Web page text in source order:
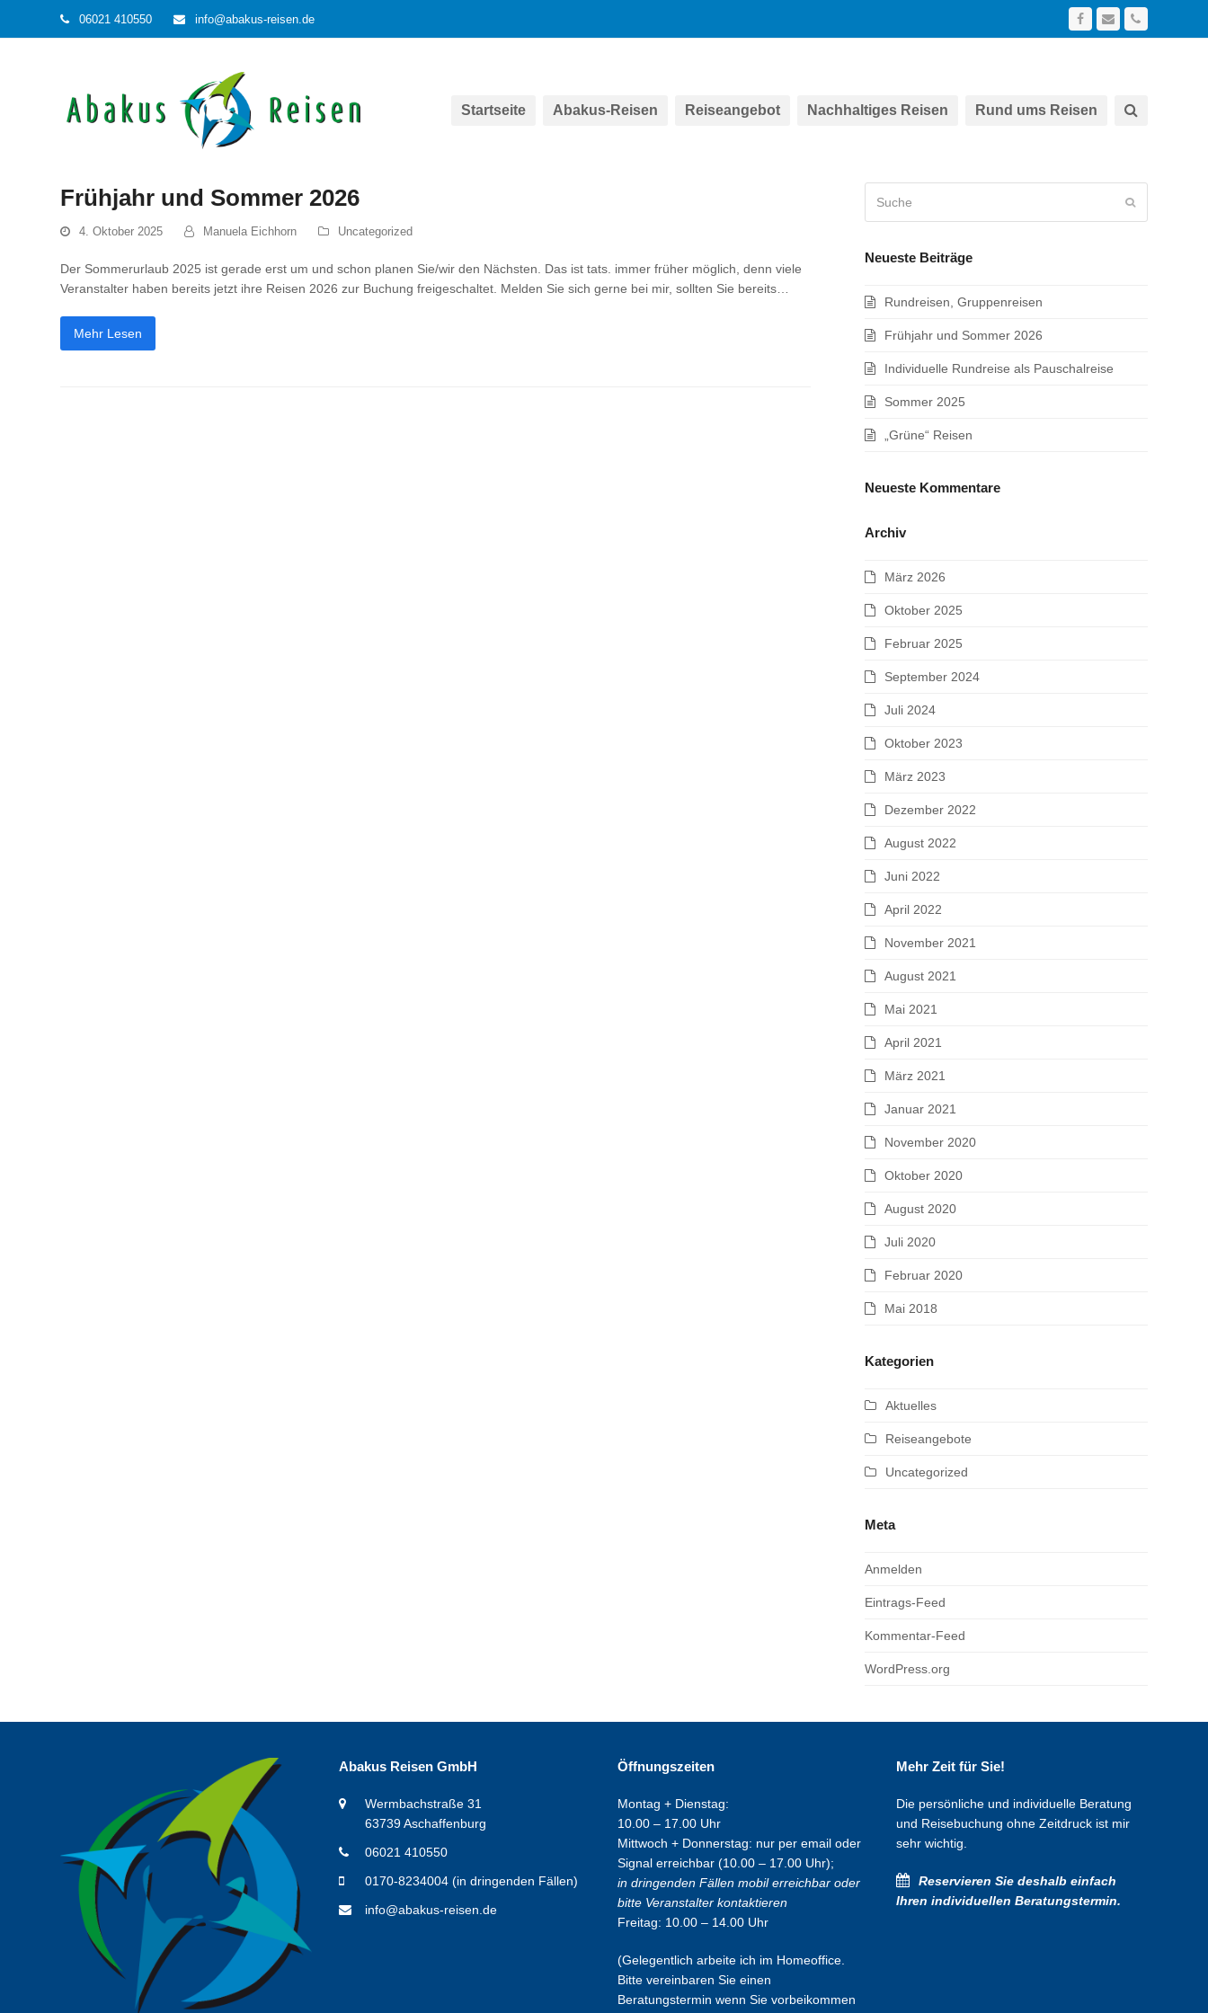
06021 410550 info@abakus-reisen.de Facebook
E-
Mail
Telefon
Startseite Abakus-Reisen Reiseangebot Nachhaltiges Reisen Rund ums Reisen
Frühjahr und Sommer 2026
4. Oktober 2025 Manuela Eichhorn Uncategorized
Der Sommerurlaub 2025 ist gerade erst um und schon planen Sie/wir den Nächsten. Das ist tats. immer früher möglich, denn viele
Veranstalter haben bereits jetzt ihre Reisen 2026 zur Buchung freigeschaltet. Melden Sie sich gerne bei mir, sollten Sie bereits…
Mehr Lesen
Neueste Beiträge
Rundreisen, Gruppenreisen
Frühjahr und Sommer 2026
Individuelle Rundreise als Pauschalreise
Sommer 2025
„Grüne“ Reisen
Neueste Kommentare
Archiv
März 2026
Oktober 2025
Februar 2025
September 2024
Juli 2024
Oktober 2023
März 2023
Dezember 2022
August 2022
Juni 2022
April 2022
November 2021
August 2021
Mai 2021
April 2021
März 2021
Januar 2021
November 2020
Oktober 2020
August 2020
Juli 2020
Februar 2020
Mai 2018
Kategorien
Aktuelles
Reiseangebote
Uncategorized
Meta
Anmelden
Eintrags-Feed
Kommentar-Feed
WordPress.org
Abakus Reisen GmbH
Wermbachstraße 31
63739 Aschaffenburg
06021 410550
0170-8234004 (in dringenden Fällen)
info@abakus-reisen.de
Öffnungszeiten
Montag + Dienstag:
10.00 – 17.00 Uhr
Mittwoch + Donnerstag: nur per email oder
Signal erreichbar (10.00 – 17.00 Uhr);
in dringenden Fällen mobil erreichbar oder
bitte Veranstalter kontaktieren
Freitag: 10.00 – 14.00 Uhr
(Gelegentlich arbeite ich im Homeoffice.
Bitte vereinbaren Sie einen
Beratungstermin wenn Sie vorbeikommen
Mehr Zeit für Sie!
Die persönliche und individuelle Beratung
und Reisebuchung ohne Zeitdruck ist mir
sehr wichtig.
Reservieren Sie deshalb einfach
Ihren individuellen Beratungstermin.